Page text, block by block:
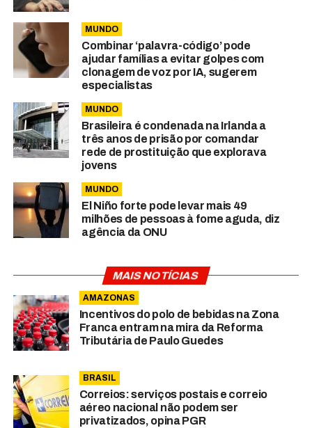
MUNDO
Combinar ‘palavra-código’ pode
ajudar famílias a evitar golpes com
clonagem de voz por IA, sugerem
especialistas
MUNDO
Brasileira é condenada na Irlanda a
três anos de prisão por comandar
rede de prostituição que explorava
jovens
MUNDO
El Niño forte pode levar mais 49
milhões de pessoas à fome aguda, diz
agência da ONU
MAIS NOTÍCIAS
AMAZONAS
Incentivos do polo de bebidas na Zona
Franca entram na mira da Reforma
Tributária de Paulo Guedes
BRASIL
Correios: serviços postais e correio
aéreo nacional não podem ser
privatizados, opina PGR